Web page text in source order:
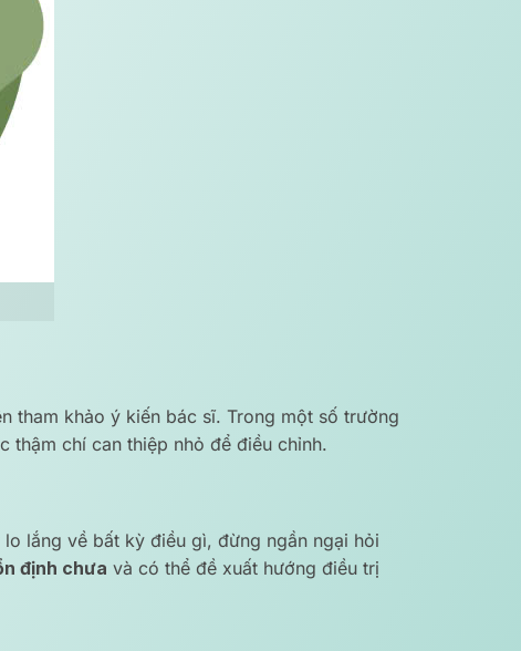
tham khảo ý kiến bác sĩ. Trong một số trường
thậm chí can thiệp nhỏ để điều chỉnh.
lắng về bất kỳ điều gì, đừng ngần ngại hỏi
định chưa và có thể đề xuất hướng điều trị